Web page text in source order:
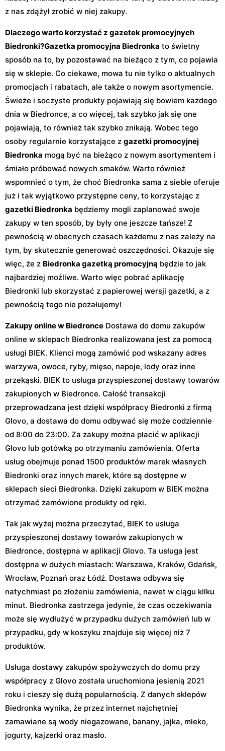
z nas zdążył zrobić w niej zakupy.
Dlaczego warto korzystać z gazetek promocyjnych
Biedronki?Gazetka promocyjna Biedronka to świetny
sposób na to, by pozostawać na bieżąco z tym, co pojawia
się w sklepie. Co ciekawe, mowa tu nie tylko o aktualnych
promocjach i rabatach, ale także o nowym asortymencie.
Świeże i soczyste produkty pojawiają się bowiem każdego
dnia w Biedronce, a co więcej, tak szybko jak się one
pojawiają, to również tak szybko znikają. Wobec tego
osoby regularnie korzystające z gazetki promocyjnej
Biedronka mogą być na bieżąco z nowym asortymentem i
śmiało próbować nowych smaków. Warto również
wspomnieć o tym, że choć Biedronka sama z siebie oferuje
już i tak wyjątkowo przystępne ceny, to korzystając z
gazetki Biedronka będziemy mogli zaplanować swoje
zakupy w ten sposób, by były one jeszcze tańsze! Z
pewnością w obecnych czasach każdemu z nas zależy na
tym, by skutecznie generować oszczędności. Okazuje się
więc, że z Biedronka gazetką promocyjną będzie to jak
najbardziej możliwe. Warto więc pobrać aplikację
Biedronki lub skorzystać z papierowej wersji gazetki, a z
pewnością tego nie pożałujemy!
Zakupy online w Biedronce Dostawa do domu zakupów
online w sklepach Biedronka realizowana jest za pomocą
usługi BIEK. Klienci mogą zamówić pod wskazany adres
warzywa, owoce, ryby, mięso, napoje, lody oraz inne
przekąski. BIEK to usługa przyspieszonej dostawy towarów
zakupionych w Biedronce. Całość transakcji
przeprowadzana jest dzięki współpracy Biedronki z firmą
Glovo, a dostawa do domu odbywać się może codziennie
od 8:00 do 23:00. Za zakupy można płacić w aplikacji
Glovo lub gotówką po otrzymaniu zamówienia. Oferta
usług obejmuje ponad 1500 produktów marek własnych
Biedronki oraz innych marek, które są dostępne w
sklepach sieci Biedronka. Dzięki zakupom w BIEK można
otrzymać zamówione produkty od ręki.
Tak jak wyżej można przeczytać, BIEK to usługa
przyspieszonej dostawy towarów zakupionych w
Biedronce, dostępna w aplikacji Glovo. Ta usługa jest
dostępna w dużych miastach: Warszawa, Kraków, Gdańsk,
Wrocław, Poznań oraz Łódź. Dostawa odbywa się
natychmiast po złożeniu zamówienia, nawet w ciągu kilku
minut. Biedronka zastrzega jedynie, że czas oczekiwania
może się wydłużyć w przypadku dużych zamówień lub w
przypadku, gdy w koszyku znajduje się więcej niż 7
produktów.
Usługa dostawy zakupów spożywczych do domu przy
współpracy z Glovo została uruchomiona jesienią 2021
roku i cieszy się dużą popularnością. Z danych sklepów
Biedronka wynika, że przez internet najchętniej
zamawiane są wody niegazowane, banany, jajka, mleko,
jogurty, kajzerki oraz masło.